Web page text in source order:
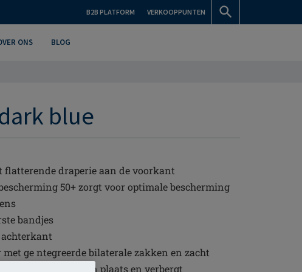
B2B PLATFORM VERKOOPPUNTEN
ONS BLOG
blue
draperie aan de voorkant
50+ zorgt voor optimale bescherming
bandjes
ge ntegreerde bilaterale zakken en zacht
stevig op zijn plaats en verbergt